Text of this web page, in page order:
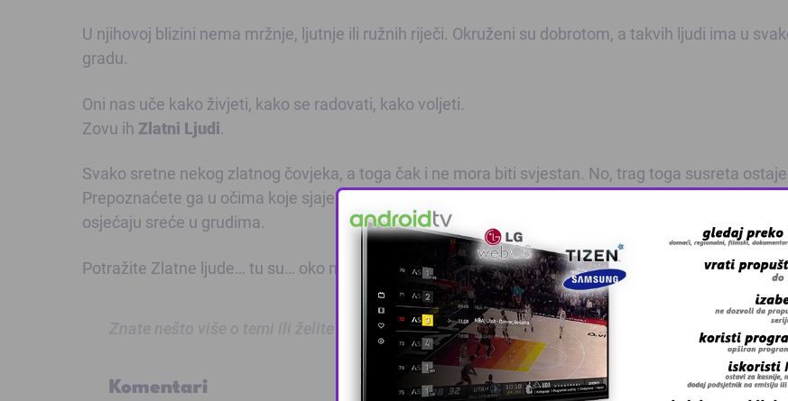
U njihovoj blizini nema mržnje, ljutnje ili ružnih riječi. Okruženi su dobrotom, a takvih ljudi ima u
gradu.
Oni nas uče kako živjeti, kako se radovati, kako voljeti.
Zovu ih Zlatni Ljudi.
Svako sretne nekog zlatnog čovjeka, a toga čak i ne mora biti svjestan. No, trag toga susreta
Prepoznaćete ga u očima koje sjaje i u osmijehu koji ostaje na licu, u lijepom, smirenom i
osjećaju sreće u grudima.
Potražite Zlatne ljude… tu su… oko nas
Znate nešto više o temi ili želite prijaviti grešku u tekstu?
Komentari